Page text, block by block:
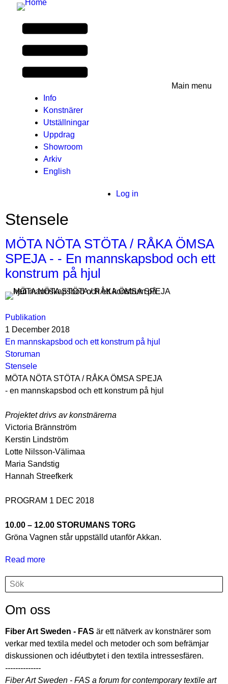
Main menu
Info
Konstnärer
Utställningar
Uppdrag
Showroom
Arkiv
English
UserLog in
Stensele
MÖTA NÖTA STÖTA / RÅKA ÖMSA
SPEJA - - En mannskapsbod och ett
konstrum på hjul
Publikation
1 December 2018
En mannskapsbod och ett konstrum på hjul
Storuman
Stensele
MÖTA NÖTA STÖTA / RÅKA ÖMSA SPEJA
- en mannskapsbod och ett konstrum på hjul
Projektet drivs av konstnärerna
Victoria Brännström
Kerstin Lindström
Lotte Nilsson-Välimaa
Maria Sandstig
Hannah Streefkerk
PROGRAM 1 DEC 2018
10.00 – 12.00 STORUMANS TORG
Gröna Vagnen står uppställd utanför Akkan.
Read more
/
ÖMSA
SPEJA
-
En
Search
Search
Om oss
Fiber Art Sweden - FAS är ett nätverk av konstnärer som
verkar med textila medel och metoder och som befrämjar
diskussionen och idéutbytet i den textila intressesfären.
--------------
Fiber Art Sweden - FAS a forum for contemporary textile art